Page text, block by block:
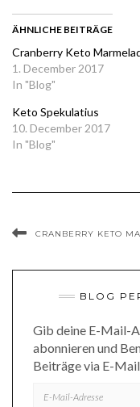
ÄHNLICHE BEITRÄGE
Cranberry Keto
1. December 2017
In "Blog"
Keto Spekulatius
10. December 2017
In "Blog"
CRANBERRY KETO
BLOG
Gib deine E-Mail-
abonnieren und
Beiträge via E-
MAIL-